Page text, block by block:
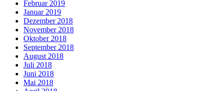
Februar 2019
Januar 2019
Dezember 2018
November 2018
Oktober 2018
September 2018
August 2018
Juli 2018
Juni 2018
Mai 2018